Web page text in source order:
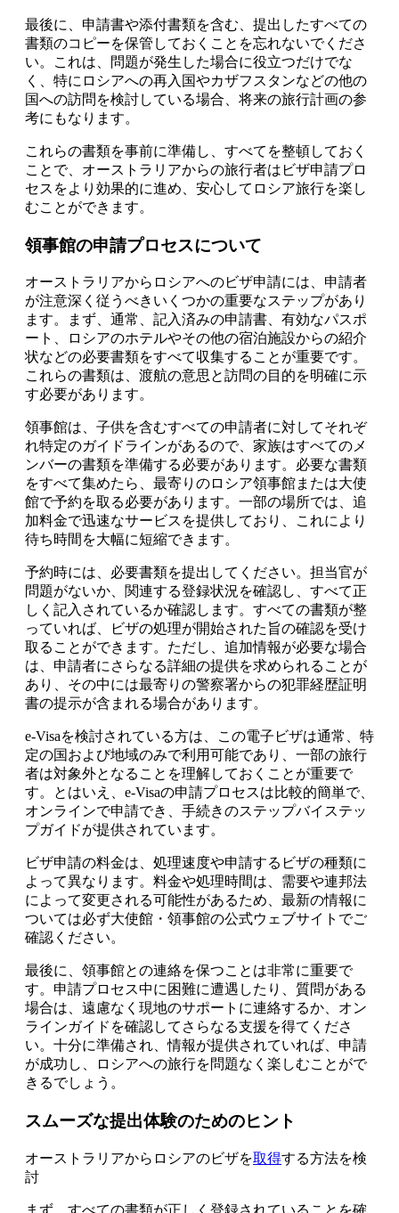
最後に、申請書や添付書類を含む、提出したすべての
書類のコピーを保管しておくことを忘れないでくださ
い。これは、問題が発生した場合に役立つだけでな
く、特にロシアへの再入国やカザフスタンなどの他の
国への訪問を検討している場合、将来の旅行計画の参
考にもなります。
これらの書類を事前に準備し、すべてを整頓しておく
ことで、オーストラリアからの旅行者はビザ申請プロ
セスをより効果的に進め、安心してロシア旅行を楽し
むことができます。
領事館の申請プロセスについて
オーストラリアからロシアへのビザ申請には、申請者
が注意深く従うべきいくつかの重要なステップがあり
ます。まず、通常、記入済みの申請書、有効なパスポ
ート、ロシアのホテルやその他の宿泊施設からの紹介
状などの必要書類をすべて収集することが重要です。
これらの書類は、渡航の意思と訪問の目的を明確に示
す必要があります。
領事館は、子供を含むすべての申請者に対してそれぞ
れ特定のガイドラインがあるので、家族はすべてのメ
ンバーの書類を準備する必要があります。必要な書類
をすべて集めたら、最寄りのロシア領事館または大使
館で予約を取る必要があります。一部の場所では、追
加料金で迅速なサービスを提供しており、これにより
待ち時間を大幅に短縮できます。
予約時には、必要書類を提出してください。担当官が
問題がないか、関連する登録状況を確認し、すべて正
しく記入されているか確認します。すべての書類が整
っていれば、ビザの処理が開始された旨の確認を受け
取ることができます。ただし、追加情報が必要な場合
は、申請者にさらなる詳細の提供を求められることが
あり、その中には最寄りの警察署からの犯罪経歴証明
書の提示が含まれる場合があります。
e-Visaを検討されている方は、この電子ビザは通常、特
定の国および地域のみで利用可能であり、一部の旅行
者は対象外となることを理解しておくことが重要で
す。とはいえ、e-Visaの申請プロセスは比較的簡単で、
オンラインで申請でき、手続きのステップバイステッ
プガイドが提供されています。
ビザ申請の料金は、処理速度や申請するビザの種類に
よって異なります。料金や処理時間は、需要や連邦法
によって変更される可能性があるため、最新の情報に
ついては必ず大使館・領事館の公式ウェブサイトでご
確認ください。
最後に、領事館との連絡を保つことは非常に重要で
す。申請プロセス中に困難に遭遇したり、質問がある
場合は、遠慮なく現地のサポートに連絡するか、オン
ラインガイドを確認してさらなる支援を得てくださ
い。十分に準備され、情報が提供されていれば、申請
が成功し、ロシアへの旅行を問題なく楽しむことがで
きるでしょう。
スムーズな提出体験のためのヒント
オーストラリアからロシアのビザを取得する方法を検
討
まず、すべての書類が正しく登録されていることを確